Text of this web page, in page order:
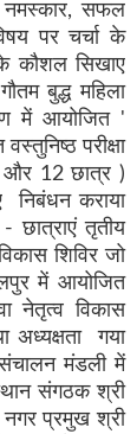
नमस्कार, सफल
पर चर्चा के
कौशल सिखाए
बुद्ध महिला
में आयोजित '
परीक्षा
और 12 छात्र )
कराया
छात्राएं तृतीय
शिविर जो
में आयोजित
नेतृत्व विकास
गया
मंडली में
संगठक श्री
नगर प्रमुख श्री